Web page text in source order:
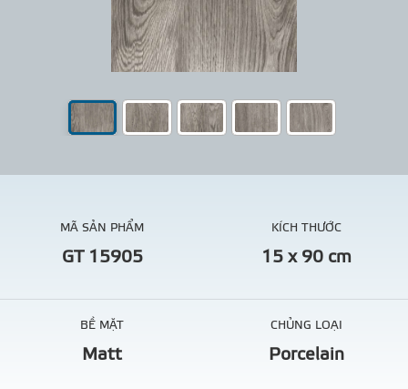
MÃ SẢN PHẨM
GT 15905
KÍCH THƯỚC
15 x 90 cm
BỀ MẶT
Matt
CHỦNG LOẠI
Porcelain